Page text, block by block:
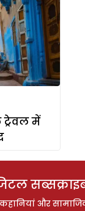
ट्रेवल में
और